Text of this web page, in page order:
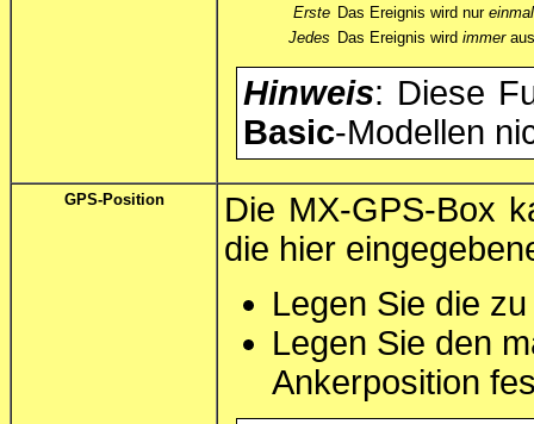
Erste Das Ereignis wird nur einmal
Jedes Das Ereignis wird immer
Hinweis: Diese
Basic-Modellen
GPS-Position
Die MX-GPS-Box
die hier
Legen Sie die
Legen Sie den
Ankerposition